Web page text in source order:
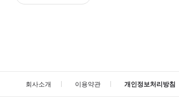
회사소개 이용약관 개인정보처리방침